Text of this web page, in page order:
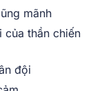
mãnh
của thần chiến
đội